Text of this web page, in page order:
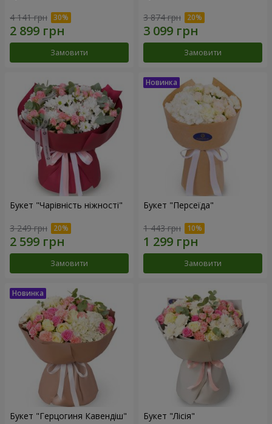
4 141 грн
Замовити
3 874 грн
Замовити
Букет "Чарівність ніжності"
3 249 грн
Замовити
Букет "Персеїда"
1 443 грн
Замовити
Букет "Герцогиня Кавендіш" Букет "Лісія"